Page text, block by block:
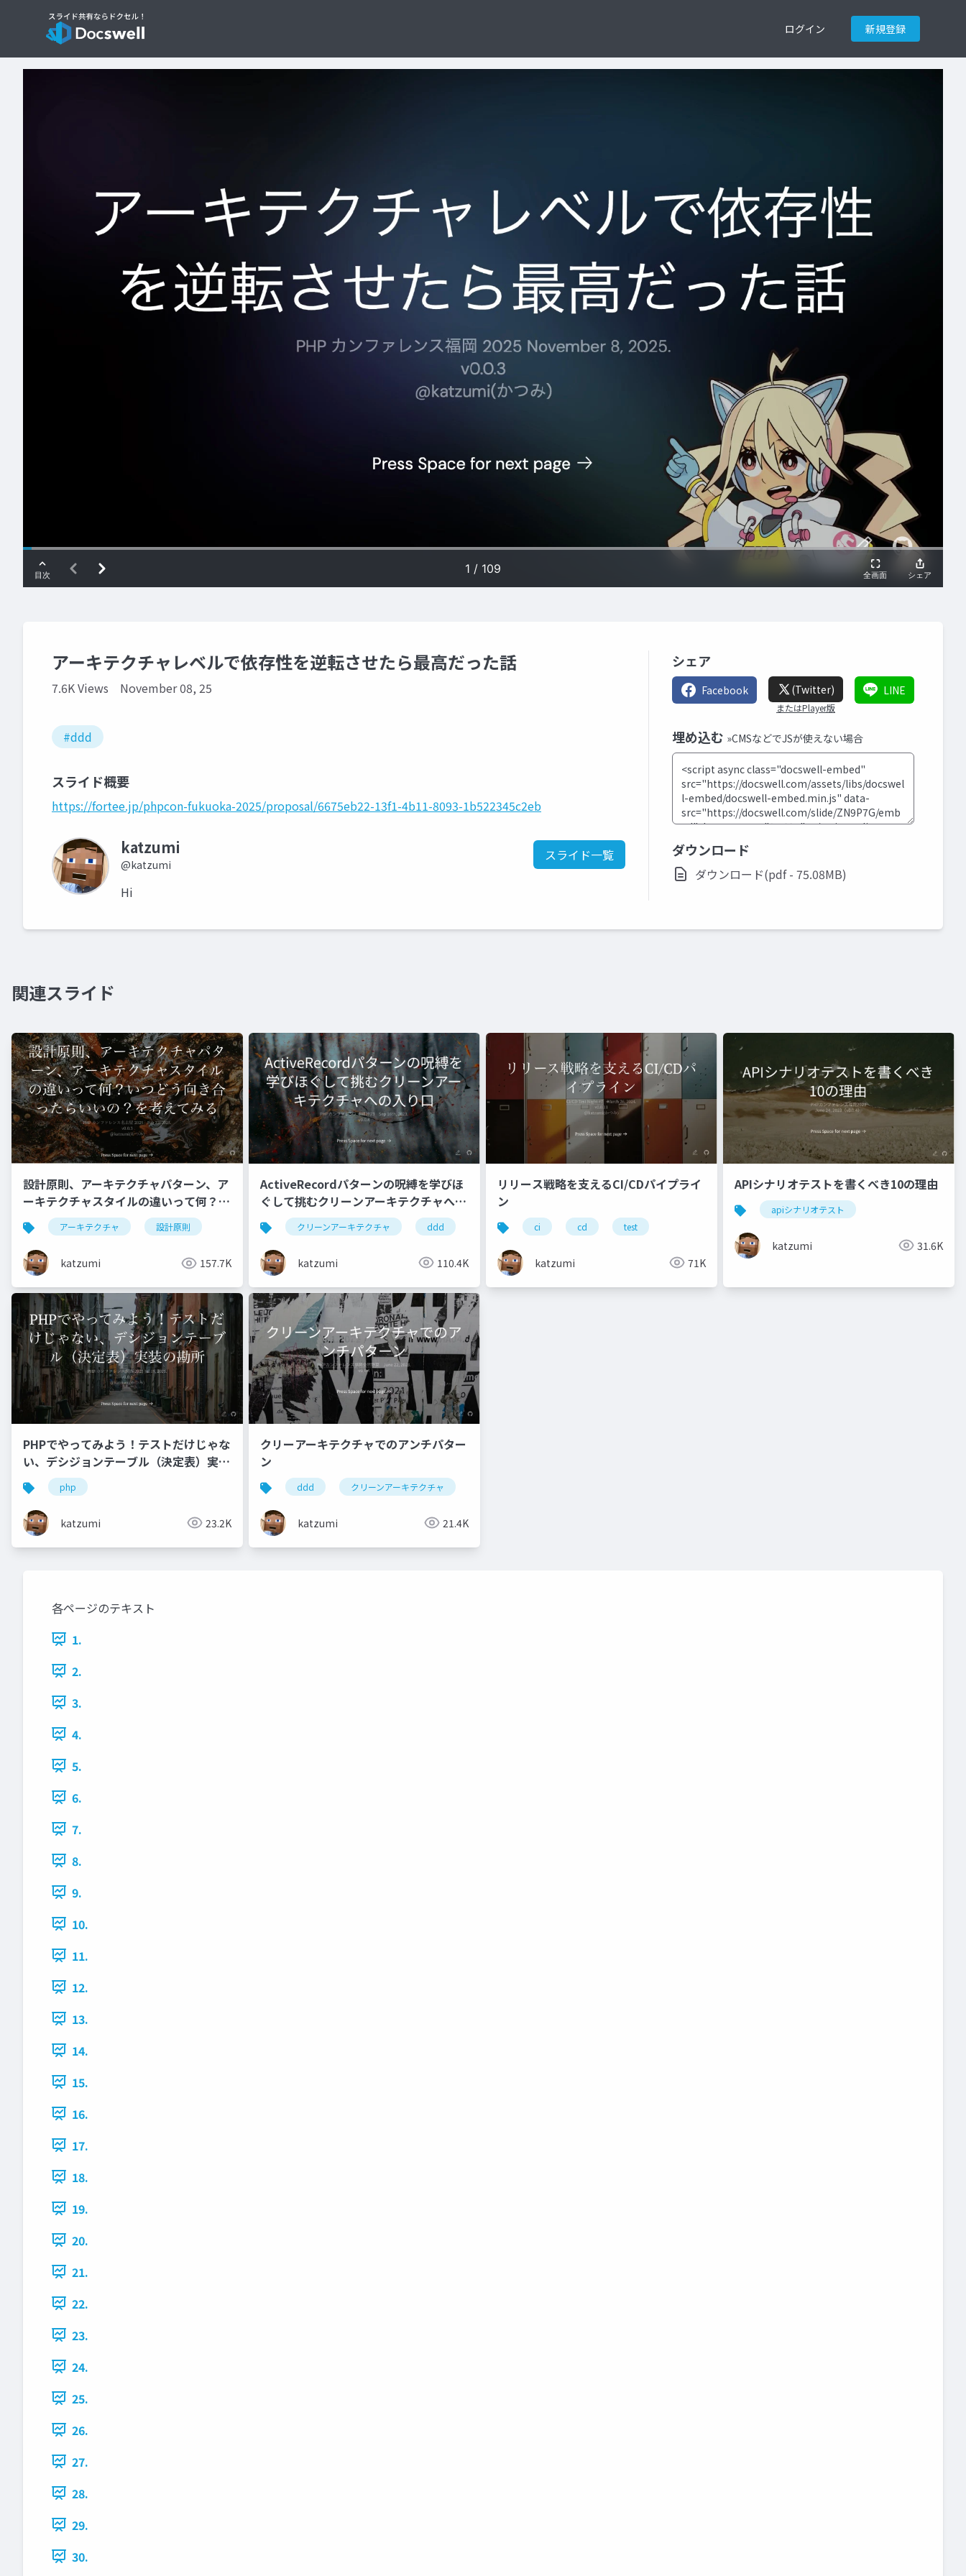
ログイン 新規登録
アーキテクチャレベルで依存性を逆転させたら最高だった話
7.6K Views November 08, 25
#ddd
スライド概要
https://fortee.jp/phpcon-fukuoka-2025/proposal/6675eb22-13f1-4b11-8093-1b522345c2eb
katzumi
@katzumi
スライド一覧
Hi
シェア
Facebook (Twitter)
またはPlayer版
LINE
埋め込む »CMSなどでJSが使えない場合
ダウンロード
ダウンロード(pdf - 75.08MB)
関連スライド
設計原則、アーキテクチャパターン、ア
ーキテクチャスタイルの違いって何？い
つどう向き合ったらいいの？を考えてみ
る
アーキテクチャ 設計原則
katzumi 157.7K
ActiveRecordパターンの呪縛を学びほ
ぐして挑むクリーンアーキテクチャへの
入り口 クリーンアーキテクチャ ddd
katzumi 110.4K
リリース戦略を支えるCI/CDパイプライ
ン
ci cd test
katzumi 71K
APIシナリオテストを書くべき10の理由
apiシナリオテスト
katzumi 31.6K
PHPでやってみよう！テストだけじゃな
い、デシジョンテーブル（決定表）実装
の勘所php
katzumi 23.2K
クリーアーキテクチャでのアンチパター
ン
ddd クリーンアーキテクチャ
katzumi 21.4K
各ページのテキスト
1.
2.
3.
4.
5.
6.
7.
8.
9.
10.
11.
12.
13.
14.
15.
16.
17.
18.
19.
20.
21.
22.
23.
24.
25.
26.
27.
28.
29.
30.